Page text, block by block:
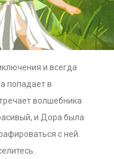
и всегда
попадает в
волшебника
и Дора была
с ней.